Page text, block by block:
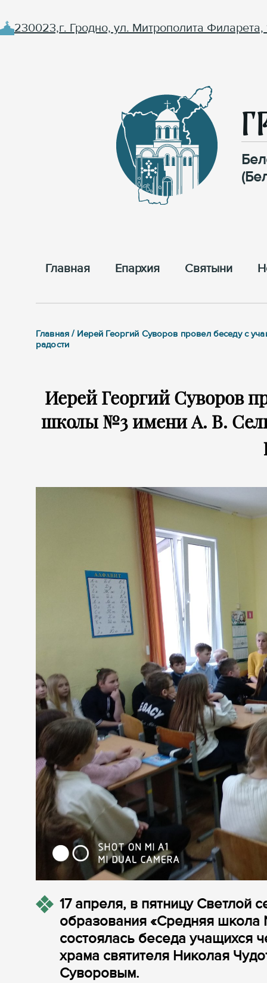
230023,г. Гродно, ул. Митрополита Филарета,
Главная Епархия Cвятыни
Главная / Иерей Георгий Суворов провел беседу с
радости
Иерей Георгий Суворов
школы №3 имени А. В.
17 апреля, в пятницу Светлой
образования «Средняя
состоялась беседа учащихся
храма святителя Николая
Суворовым.